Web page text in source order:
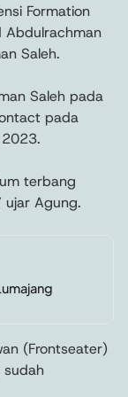
Formation
Abdulrachman
Saleh.
Saleh pada
pada
terbang
ujar Agung.
(Frontseater)